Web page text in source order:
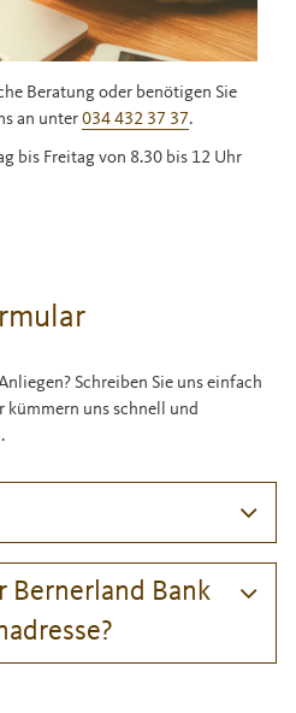
Beratung oder benötigen Sie
an unter 034 432 37 37.
bis Freitag von 8.30 bis 12 Uhr
Schreiben Sie uns einfach
kümmern uns schnell und
Bernerland Bank